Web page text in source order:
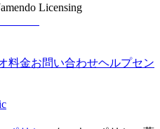
Licensing
料金お問い合わせヘルプセン